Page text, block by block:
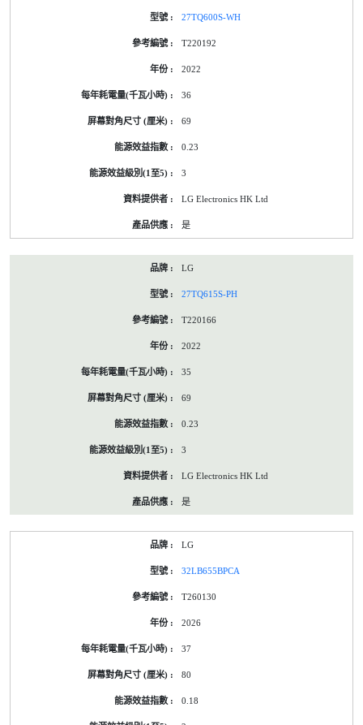
27TQ600S-WH
T220192
2022
36
69
0.23
3
LG Electronics HK Ltd
是
LG
27TQ615S-PH
T220166
2022
35
69
0.23
3
LG Electronics HK Ltd
是
LG
32LB655BPCA
T260130
2026
37
80
0.18